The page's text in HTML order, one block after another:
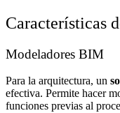
Características
Modeladores BIM
Para la arquitectura, un
efectiva. Permite hacer
funciones previas al